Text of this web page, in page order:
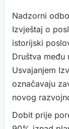
Nadzorni
Izvještaj o
istorijski
Društva među
Usvajanjem
označavaju
novog
Dobit prije